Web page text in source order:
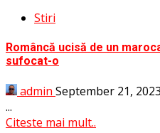
Stiri
Româncă ucisă de un
sufocat-o
admin September 21, 2023
...
Citeste mai mult..